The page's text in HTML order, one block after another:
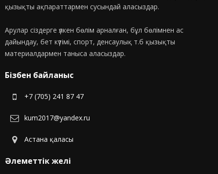
қызықты ақпараттармен сусындай аласыздар.
Арулар сіздерге үлкен бөлім арналған, бұл бөлімнен ас
дайындау, бет күтімі, спорт, денсаулық т.б қызықты
материалдармен таныса аласыздар.
Бізбен байланыс
+7 (705) 241 87 47
kum2017@yandex.ru
Астана қаласы
Әлеметтік желі